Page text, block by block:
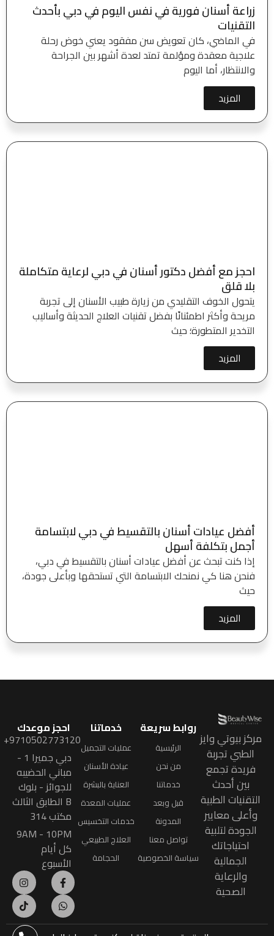
زراعة أسنان فورية في نفس اليوم في دبي بأحدث
التقنيات
في الماضي، كان تعويض سن مفقود يعني خوض رحلة
علاجية معقدة ومؤلمة تمتد لعدة أشهر بين الجراحة
والانتظار، أما اليوم
المزيد
احجز مع أفضل دكتور أسنان في دبي لرعاية متكاملة
بلا قلق
يتحول الخوف التقليدي من زيارة طبيب الأسنان إلى تجربة
مريحة وأكثر اطمئنانًا بفضل تقنيات العلاج الحديثة وأساليب
التخدير المتطورة؛ حيث
المزيد
أفضل عيادات أسنان بالتقسيط في دبي لابتسامة
أجمل بتكلفة أسهل
إذا كنت تبحث عن أفضل عيادات أسنان بالتقسيط في دبي،
فنحن هنا كي نمنحك الابتسامة التي تستحقها وبأعلى جودة،
حيث
المزيد
مركز بيوتي وايز
الطبي تجربة
فريدة تجمع
بين أحدث
التقنيات الطبية
وأعلى معايير
الجودة لتلبية
احتياجاتك
الجمالية
والرعاية
الصحية
روابط سريعة
الرئيسية
من نحن
خدماتنا
قبل وبعد
المدونة
تواصل معنا
سياسة الخصوصية
خدماتنا
عمليات التجميل
عيادة الأسنان
العناية بالبشرة
عمليات المعدة
خدمات التخسيس
العلاج الطبيعي
الحجامة
احجز موعدك
9710502773120+
دبي جميرا 1 -
مباني الحضيبه
للجوائز - بلوك
B الطابق الثالث
مكتب 314
9AM - 10PM
كل أيام
الأسبوع